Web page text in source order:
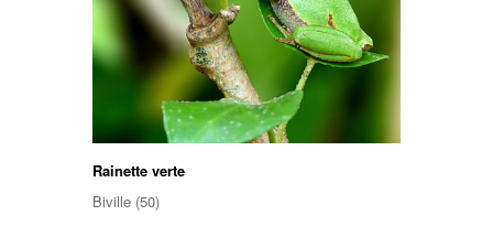
Rainette verte
Biville (50)